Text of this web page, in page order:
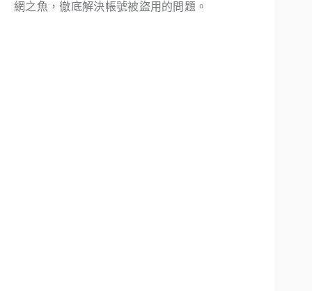
網之魚，徹底解決帳號被盜用的問題。